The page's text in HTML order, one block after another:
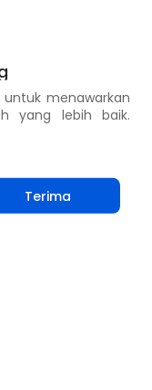
menawarkan
yang lebih baik.
Terima